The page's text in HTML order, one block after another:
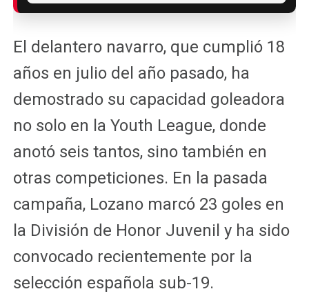
El delantero navarro, que cumplió 18
años en julio del año pasado, ha
demostrado su capacidad goleadora
no solo en la Youth League, donde
anotó seis tantos, sino también en
otras competiciones. En la pasada
campaña, Lozano marcó 23 goles en
la División de Honor Juvenil y ha sido
convocado recientemente por la
selección española sub-19.